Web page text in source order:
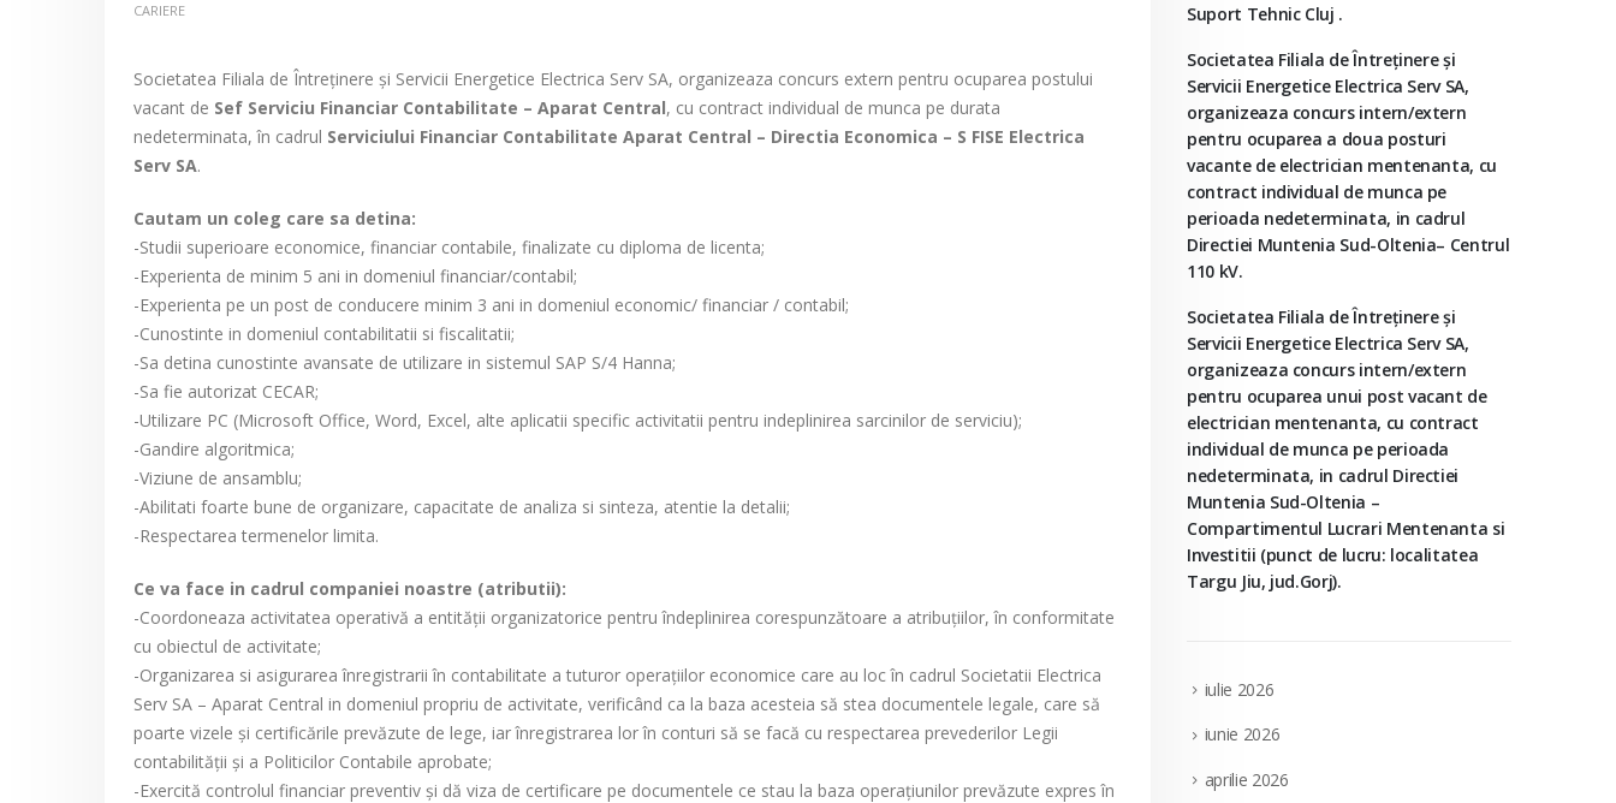
CARIERE
Societatea Filiala de Întreţinere şi Servicii Energetice Electrica Serv SA, organizeaza concurs extern pentru ocuparea postului
vacant de Sef Serviciu Financiar Contabilitate – Aparat Central, cu contract individual de munca pe durata
nedeterminata, în cadrul Serviciului Financiar Contabilitate Aparat Central – Directia Economica – S FISE Electrica
Serv SA.
Cautam un coleg care sa detina:
-Studii superioare economice, financiar contabile, finalizate cu diploma de licenta;
-Experienta de minim 5 ani in domeniul financiar/contabil;
-Experienta pe un post de conducere minim 3 ani in domeniul economic/ financiar / contabil;
-Cunostinte in domeniul contabilitatii si fiscalitatii;
-Sa detina cunostinte avansate de utilizare in sistemul SAP S/4 Hanna;
-Sa fie autorizat CECAR;
-Utilizare PC (Microsoft Office, Word, Excel, alte aplicatii specific activitatii pentru indeplinirea sarcinilor de serviciu);
-Gandire algoritmica;
-Viziune de ansamblu;
-Abilitati foarte bune de organizare, capacitate de analiza si sinteza, atentie la detalii;
-Respectarea termenelor limita.
Ce va face in cadrul companiei noastre (atributii):
-Coordoneaza activitatea operativă a entităţii organizatorice pentru îndeplinirea corespunzătoare a atribuţiilor, în conformitate
cu obiectul de activitate;
-Organizarea si asigurarea înregistrarii în contabilitate a tuturor operaţiilor economice care au loc în cadrul Societatii Electrica
Serv SA – Aparat Central in domeniul propriu de activitate, verificând ca la baza acesteia să stea documentele legale, care să
poarte vizele şi certificările prevăzute de lege, iar înregistrarea lor în conturi să se facă cu respectarea prevederilor Legii
contabilităţii şi a Politicilor Contabile aprobate;
-Exercită controlul financiar preventiv şi dă viza de certificare pe documentele ce stau la baza operaţiunilor prevăzute expres în
Suport Tehnic Cluj .
Societatea Filiala de Întreţinere şi
Servicii Energetice Electrica Serv SA,
organizeaza concurs intern/extern
pentru ocuparea a doua posturi
vacante de electrician mentenanta, cu
contract individual de munca pe
perioada nedeterminata, in cadrul
Directiei Muntenia Sud-Oltenia– Centrul
110 kV.
Societatea Filiala de Întreţinere şi
Servicii Energetice Electrica Serv SA,
organizeaza concurs intern/extern
pentru ocuparea unui post vacant de
electrician mentenanta, cu contract
individual de munca pe perioada
nedeterminata, in cadrul Directiei
Muntenia Sud-Oltenia –
Compartimentul Lucrari Mentenanta si
Investitii (punct de lucru: localitatea
Targu Jiu, jud.Gorj).
iulie 2026
iunie 2026
aprilie 2026